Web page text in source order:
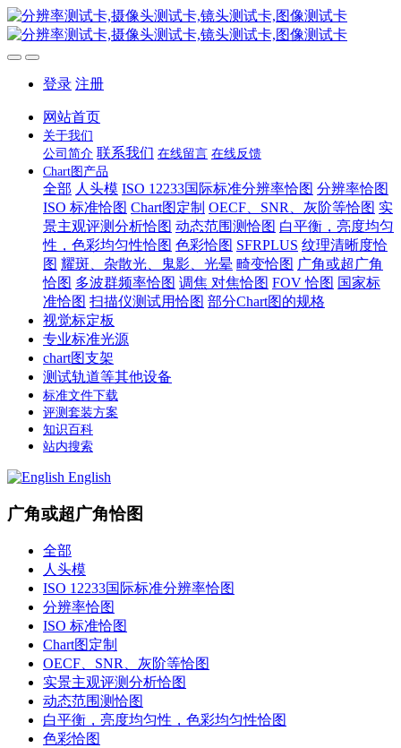
登录 注册
网站首页
关于我们
公司简介 联系我们 在线留言 在线反馈
Chart图产品
全部 人头模 ISO 12233国际标准分辨率恰图 分辨率恰图
ISO 标准恰图 Chart图定制 OECF、SNR、灰阶等恰图 实
景主观评测分析恰图 动态范围测恰图 白平衡，亮度均匀
性，色彩均匀性恰图 色彩恰图 SFRPLUS 纹理清晰度恰
图 耀斑、杂散光、鬼影、光晕 畸变恰图 广角或超广角
恰图 多波群频率恰图 调焦 对焦恰图 FOV 恰图 国家标
准恰图 扫描仪测试用恰图 部分Chart图的规格
视觉标定板
专业标准光源
chart图支架
测试轨道等其他设备
标准文件下载
评测套装方案
知识百科
站内搜索
English
广角或超广角恰图
全部
人头模
ISO 12233国际标准分辨率恰图
分辨率恰图
ISO 标准恰图
Chart图定制
OECF、SNR、灰阶等恰图
实景主观评测分析恰图
动态范围测恰图
白平衡，亮度均匀性，色彩均匀性恰图
色彩恰图